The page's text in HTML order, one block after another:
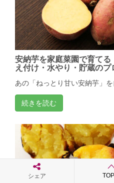
安納芋を家庭菜園で育て
え付け・水やり・貯蔵の
あの「ねっとり甘い安納芋」を
続きを読む
シェア